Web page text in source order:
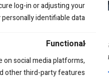
להציג תוכן מותאם ולנתח
לכך.
log-in or adjusting your
identifiable data.
Functional
social media platforms,
other third-party features.